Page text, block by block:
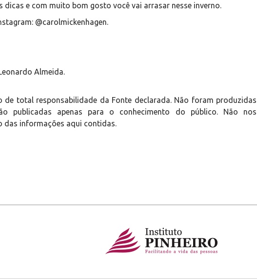
dicas e com muito bom gosto você vai arrasar nesse inverno.
@carolmickenhagen.
Almeida.
de total responsabilidade da Fonte declarada. Não foram produzidas
publicadas apenas para o conhecimento do público. Não nos
das informações aqui contidas.